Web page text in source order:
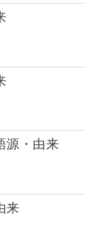
源・由来
来